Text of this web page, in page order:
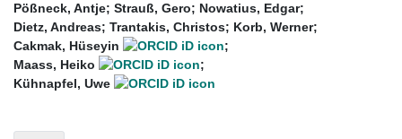
Pößneck, Antje; Strauß, Gero; Nowatius, Edgar;
Dietz, Andreas; Trantakis, Christos; Korb, Werner;
Cakmak, Hüseyin
;
Maass, Heiko
;
Kühnapfel, Uwe